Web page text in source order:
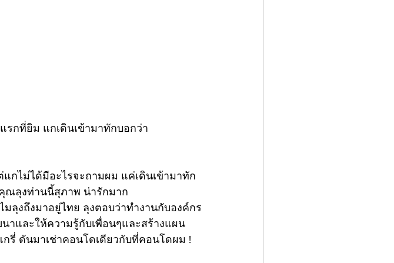
กที่ยิม แกเดินเข้ามาทักบอกว่า
กไม่ได้มีอะไรจะถามผม แค่เดินเข้ามาทัก
ณลุงท่านนี้สุภาพ น่ารักมาก
ลุงถึงมาอยู่ไทย ลุงตอบว่าทำงานกับองค์กร
าและให้ความรู้กับเพื่อนๆและสร้างแผน
รี่ ดันมาเช่าคอนโดเดียวกับที่คอนโดผม !